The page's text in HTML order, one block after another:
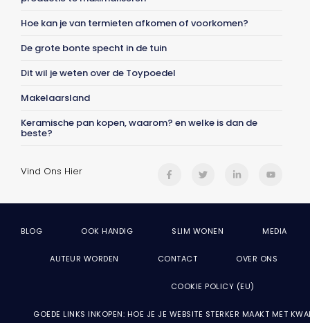
Hoe kan je van termieten afkomen of voorkomen?
De grote bonte specht in de tuin
Dit wil je weten over de Toypoedel
Makelaarsland
Keramische pan kopen, waarom? en welke is dan de
beste?
Vind Ons Hier
BLOG OOK HANDIG SLIM WONEN MEDIA
AUTEUR WORDEN CONTACT OVER ONS
COOKIE POLICY (EU)
GOEDE LINKS INKOPEN: HOE JE JE WEBSITE STERKER MAAKT MET